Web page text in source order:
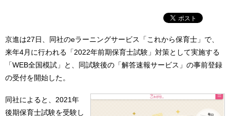
京進は27日、同社のeラーニングサービス「これから保育士」で、
来年4月に行われる「2022年前期保育士試験」対策として実施する
「WEB全国模試」と、同試験後の「解答速報サービス」の事前登録
の受付を開始した。
同社によると、2021年
後期保育士試験を受験し